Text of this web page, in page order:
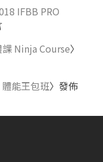
IFBB PRO
Ninja Course〉
能王包班〉發佈